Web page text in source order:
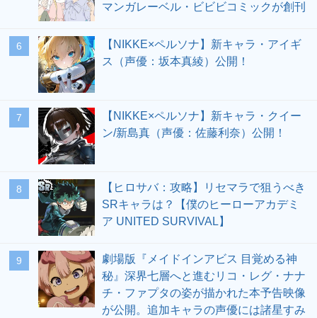
マンガレーベル・ビビビコミックが創刊
6
【NIKKE×ペルソナ】新キャラ・アイギ
ス（声優：坂本真綾）公開！
7
【NIKKE×ペルソナ】新キャラ・クイー
ン/新島真（声優：佐藤利奈）公開！
8
【ヒロサバ：攻略】リセマラで狙うべき
SRキャラは？【僕のヒーローアカデミ
ア UNITED SURVIVAL】
9
劇場版『メイドインアビス 目覚める神
秘』深界七層へと進むリコ・レグ・ナナ
チ・ファプタの姿が描かれた本予告映像
が公開。追加キャラの声優には諸星すみ